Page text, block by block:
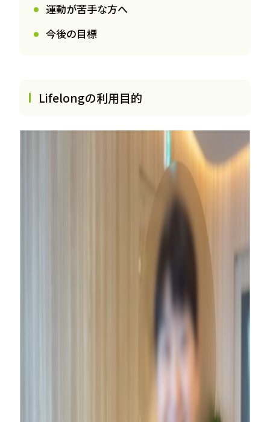
運動が苦手な方へ
今後の目標
Lifelongの利用目的